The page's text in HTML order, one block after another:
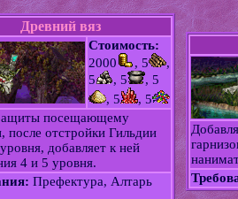
Древний вяз
Стоимость:
2000
, 5
,
5
, 5
, 5
, 5
, 5
посещающему
после отстройки Гильдии
добавляет к ней
4 и 5 уровня.
Префектура, Алтарь